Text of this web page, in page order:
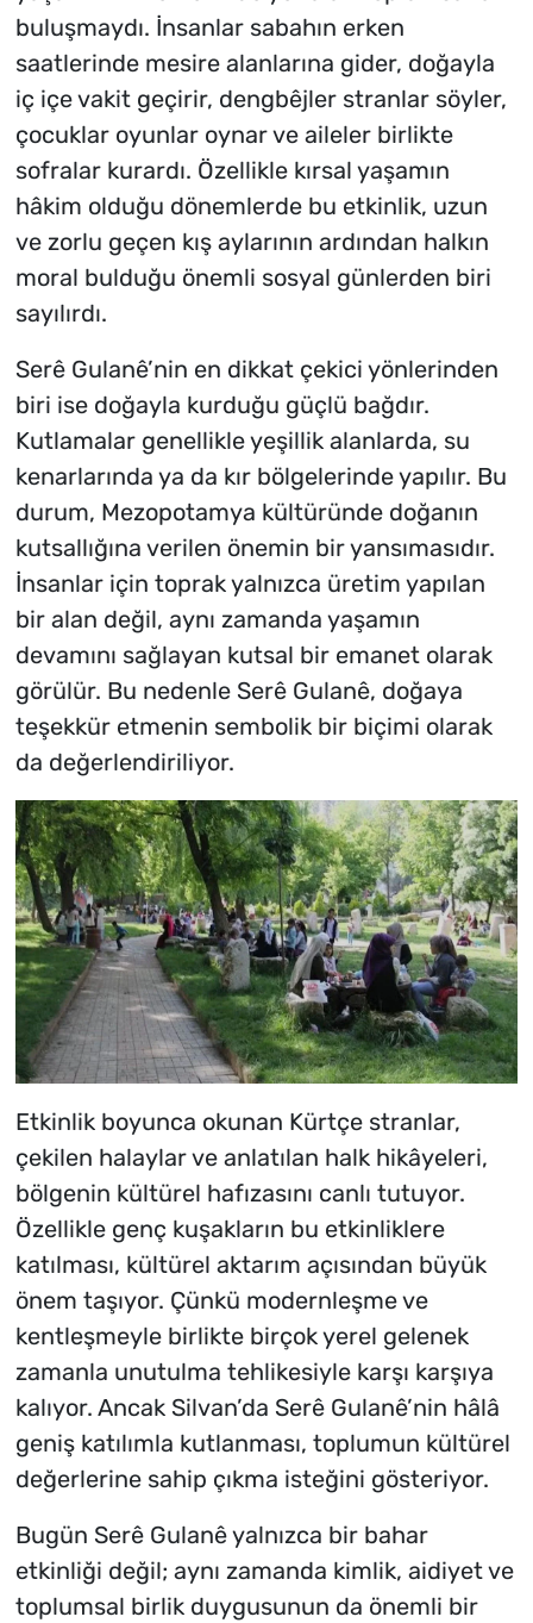
buluşmaydı. İnsanlar sabahın erken
saatlerinde mesire alanlarına gider, doğayla
iç içe vakit geçirir, dengbêjler stranlar söyler,
çocuklar oyunlar oynar ve aileler birlikte
sofralar kurardı. Özellikle kırsal yaşamın
hâkim olduğu dönemlerde bu etkinlik, uzun
ve zorlu geçen kış aylarının ardından halkın
moral bulduğu önemli sosyal günlerden biri
sayılırdı.
Serê Gulanê’nin en dikkat çekici yönlerinden
biri ise doğayla kurduğu güçlü bağdır.
Kutlamalar genellikle yeşillik alanlarda, su
kenarlarında ya da kır bölgelerinde yapılır. Bu
durum, Mezopotamya kültüründe doğanın
kutsallığına verilen önemin bir yansımasıdır.
İnsanlar için toprak yalnızca üretim yapılan
bir alan değil, aynı zamanda yaşamın
devamını sağlayan kutsal bir emanet olarak
görülür. Bu nedenle Serê Gulanê, doğaya
teşekkür etmenin sembolik bir biçimi olarak
da değerlendiriliyor.
Etkinlik boyunca okunan Kürtçe stranlar,
çekilen halaylar ve anlatılan halk hikâyeleri,
bölgenin kültürel hafızasını canlı tutuyor.
Özellikle genç kuşakların bu etkinliklere
katılması, kültürel aktarım açısından büyük
önem taşıyor. Çünkü modernleşme ve
kentleşmeyle birlikte birçok yerel gelenek
zamanla unutulma tehlikesiyle karşı karşıya
kalıyor. Ancak Silvan’da Serê Gulanê’nin hâlâ
geniş katılımla kutlanması, toplumun kültürel
değerlerine sahip çıkma isteğini gösteriyor.
Bugün Serê Gulanê yalnızca bir bahar
etkinliği değil; aynı zamanda kimlik, aidiyet ve
toplumsal birlik duygusunun da önemli bir